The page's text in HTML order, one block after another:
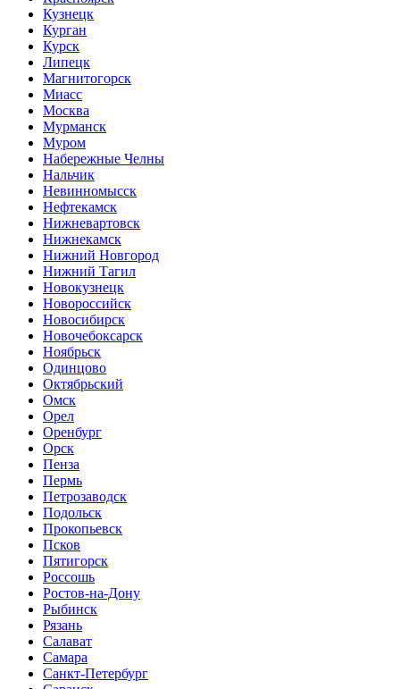
Кузнецк
Курган
Курск
Липецк
Магнитогорск
Миасс
Москва
Мурманск
Муром
Набережные Челны
Нальчик
Невинномысск
Нефтекамск
Нижневартовск
Нижнекамск
Нижний Новгород
Нижний Тагил
Новокузнецк
Новороссийск
Новосибирск
Новочебоксарск
Ноябрьск
Одинцово
Октябрьский
Омск
Орел
Оренбург
Орск
Пенза
Пермь
Петрозаводск
Подольск
Прокопьевск
Псков
Пятигорск
Россошь
Ростов-на-Дону
Рыбинск
Рязань
Салават
Самара
Санкт-Петербург